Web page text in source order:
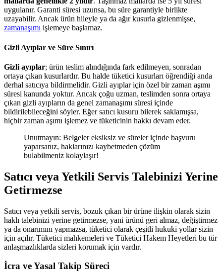
uygulanır. Garanti süresi uzunsa, bu süre garantiyle birlikte
uzayabilir. Ancak ürün hileyle ya da ağır kusurla gizlenmişse,
zamanaşımı işlemeye başlamaz.
Gizli Ayıplar ve Süre Sınırı
Gizli ayıplar; ürün teslim alındığında fark edilmeyen, sonradan
ortaya çıkan kusurlardır. Bu halde tüketici kusurları öğrendiği anda
derhal satıcıya bildirmelidir. Gizli ayıplar için özel bir zaman aşımı
süresi kanunda yoktur. Ancak çoğu uzman, teslimden sonra ortaya
çıkan gizli ayıpların da genel zamanaşımı süresi içinde
bildirilebileceğini söyler. Eğer satıcı kusuru bilerek saklamışsa,
hiçbir zaman aşımı işlemez ve tüketicinin hakkı devam eder.
Unutmayın: Belgeler eksiksiz ve süreler içinde başvuru
yaparsanız, haklarınızı kaybetmeden çözüm
bulabilmeniz kolaylaşır!
Satıcı veya Yetkili Servis Talebinizi Yerine
Getirmezse
Satıcı veya yetkili servis, bozuk çıkan bir ürüne ilişkin olarak sizin
haklı talebinizi yerine getirmezse, yani ürünü geri almaz, değiştirmez
ya da onarımını yapmazsa, tüketici olarak çeşitli hukuki yollar sizin
için açılır. Tüketici mahkemeleri ve Tüketici Hakem Heyetleri bu tür
anlaşmazlıklarda sizleri korumak için vardır.
İcra ve Yasal Takip Süreci